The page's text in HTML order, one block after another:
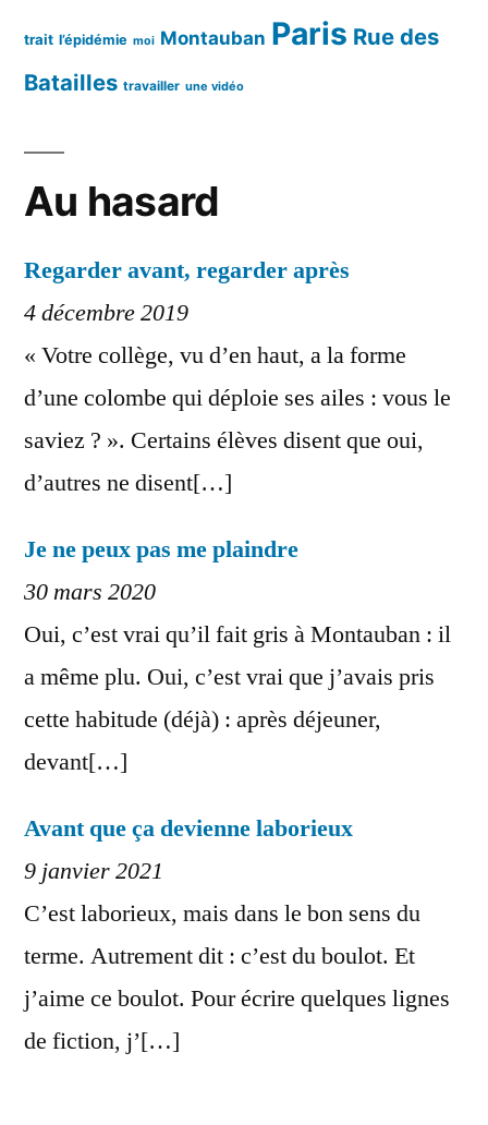
trait l’épidémie moi Montauban Paris Rue des
Batailles travailler une vidéo
Au hasard
Regarder avant, regarder après
4 décembre 2019
« Votre collège, vu d’en haut, a la forme
d’une colombe qui déploie ses ailes : vous le
saviez ? ». Certains élèves disent que oui,
d’autres ne disent[…]
Je ne peux pas me plaindre
30 mars 2020
Oui, c’est vrai qu’il fait gris à Montauban : il
a même plu. Oui, c’est vrai que j’avais pris
cette habitude (déjà) : après déjeuner,
devant[…]
Avant que ça devienne laborieux
9 janvier 2021
C’est laborieux, mais dans le bon sens du
terme. Autrement dit : c’est du boulot. Et
j’aime ce boulot. Pour écrire quelques lignes
de fiction, j’[…]